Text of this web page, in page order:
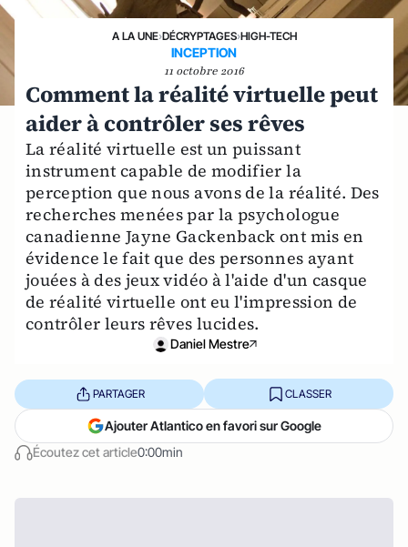
A LA UNE›DÉCRYPTAGES›HIGH-TECH
INCEPTION
11 octobre 2016
Comment la réalité virtuelle peut
aider à contrôler ses rêves
La réalité virtuelle est un puissant
instrument capable de modifier la
perception que nous avons de la réalité. Des
recherches menées par la psychologue
canadienne Jayne Gackenback ont mis en
évidence le fait que des personnes ayant
jouées à des jeux vidéo à l'aide d'un casque
de réalité virtuelle ont eu l'impression de
contrôler leurs rêves lucides.
Daniel Mestre
Écoutez cet article0:00min
PARTAGER CLASSER
Ajouter Atlantico en favori sur Google